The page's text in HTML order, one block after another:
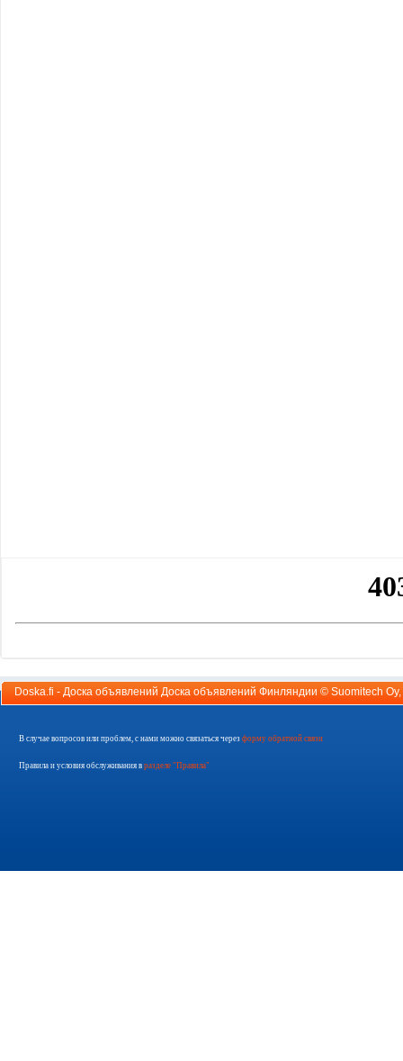
Doska.fi - Доска объявлений Доска объявлений Финляндии © Suomitech Oy
В случае вопросов или проблем, с нами можно связаться через форму обратной связи
Правила и условия обслуживания в разделе "Правила"